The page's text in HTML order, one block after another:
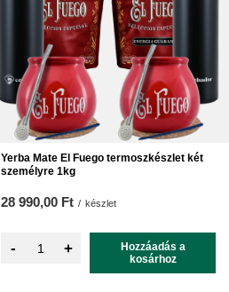
Yerba Mate El Fuego termoszkészlet két
személyre 1kg
28 990,00 Ft / készlet
- +
Hozzáadás a
kosárhoz